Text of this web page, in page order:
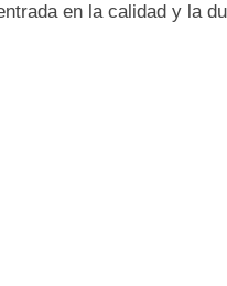
en la calidad y la